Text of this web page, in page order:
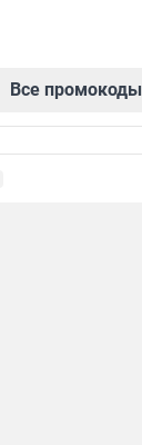
Все промокоды